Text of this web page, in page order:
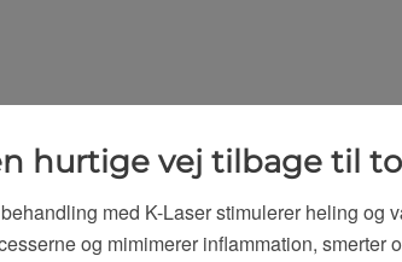
hurtige vej tilbage til
med K-Laser stimulerer heling og
og mimimerer inflammation, smerter